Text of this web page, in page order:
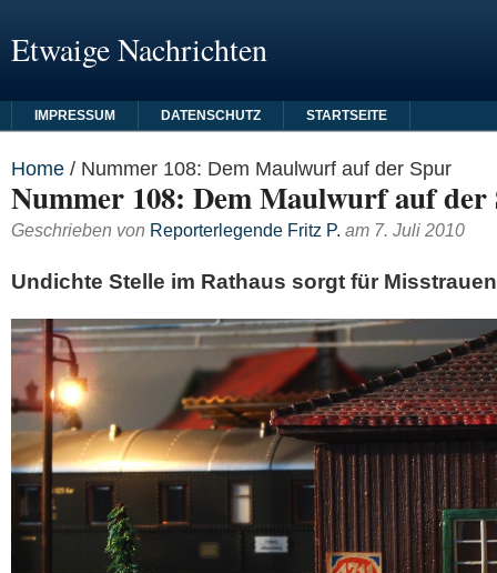
Etwaige Nachrichten
IMPRESSUM DATENSCHUTZ STARTSEITE
Home / Nummer 108: Dem Maulwurf auf der Spur
Nummer 108: Dem Maulwurf auf der
Geschrieben von Reporterlegende Fritz P. am 7. Juli 2010
Undichte Stelle im Rathaus sorgt für Misstrauen